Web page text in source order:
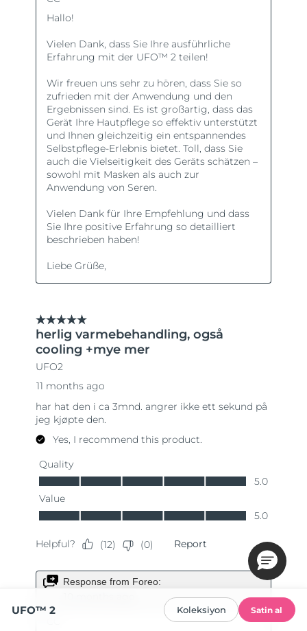
UFO™ 2 Koleksiyon Satin al